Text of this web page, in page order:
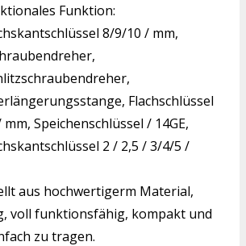
Funktion:
8/9/10 / mm,
Flachschlüssel
Speichenschlüssel / 14GE,
2 / 2,5 / 3/4/5 /
aus hochwertigerm Material,
voll funktionsfähig, kompakt und
zu tragen.